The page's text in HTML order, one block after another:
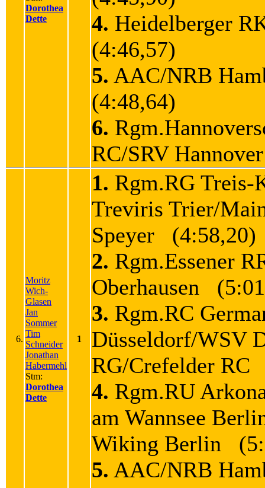
Dorothea
Dette
4. Heidelberger
(4:46,57)
5. AAC/NRB
(4:48,64)
6.
RC/SRV
6.
Moritz
Wich-
Glasen
Jan
Sommer
Tim
Schneider
Jonathan
Habermehl
Stm:
Dorothea
Dette
1
1. Rgm.RG Treis-
Treviris Trier/
Speyer (4:58,20)
2. Rgm.Essener
Oberhausen
3. Rgm.RC
Düsseldorf/WSV
RG/Crefelder
4. Rgm.RU
am Wannsee
Wiking Berlin
5. AAC/NRB